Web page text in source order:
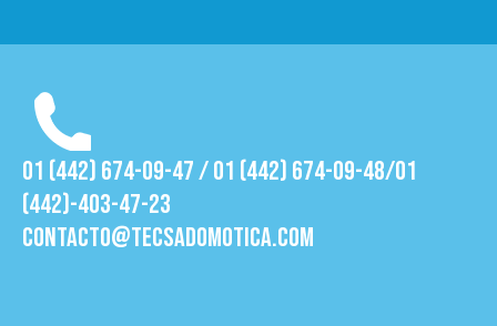
01 (442) 674-09-47 / 01 (442) 674-09-48/01
(442)-403-47-23
contacto@tecsadomotica.com